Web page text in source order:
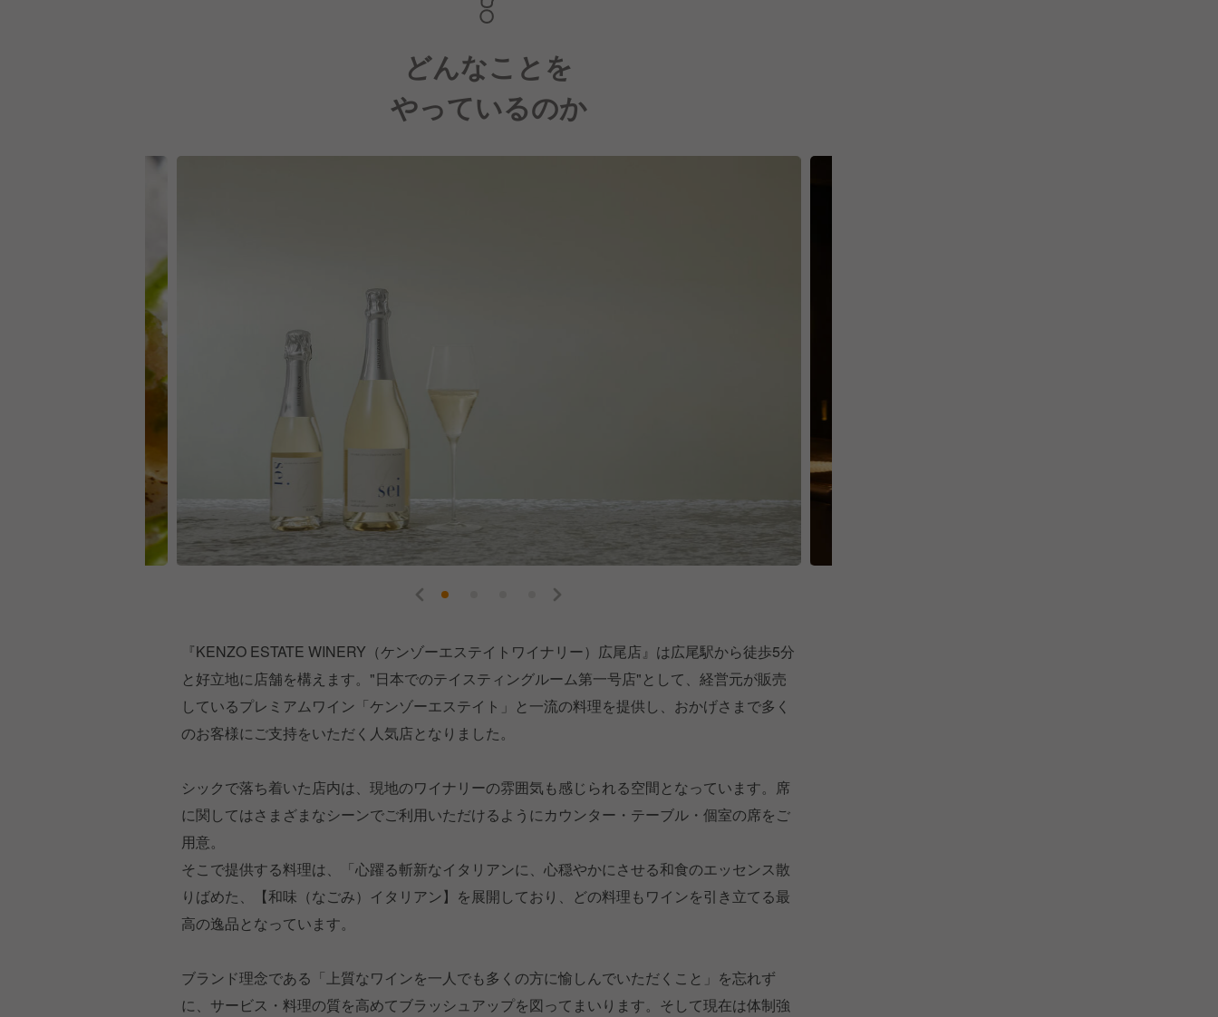
どんなことを
やっているのか
『KENZO ESTATE WINERY（ケンゾーエステイトワイナリー）広尾店』は広尾駅から徒歩5分
と好立地に店舗を構えます。"日本でのテイスティングルーム第一号店"として、経営元が販売
しているプレミアムワイン「ケンゾーエステイト」と一流の料理を提供し、おかげさまで多く
のお客様にご支持をいただく人気店となりました。
シックで落ち着いた店内は、現地のワイナリーの雰囲気も感じられる空間となっています。席
に関してはさまざまなシーンでご利用いただけるようにカウンター・テーブル・個室の席をご
用意。
そこで提供する料理は、「心躍る斬新なイタリアンに、心穏やかにさせる和食のエッセンス散
りばめた、【和味（なごみ）イタリアン】を展開しており、どの料理もワインを引き立てる最
高の逸品となっています。
ブランド理念である「上質なワインを一人でも多くの方に愉しんでいただくこと」を忘れず
に、サービス・料理の質を高めてブラッシュアップを図ってまいります。そして現在は体制強